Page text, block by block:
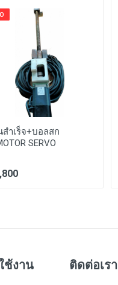
ำเร็จ+บอลสก
SERVO
ช้งาน ติดต่อเรา